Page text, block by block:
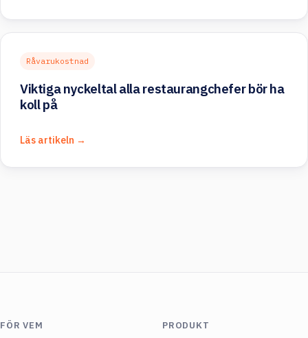
Råvarukostnad
Viktiga nyckeltal alla restaurangchefer bör ha
koll på
Läs artikeln →
FÖR VEM PRODUKT